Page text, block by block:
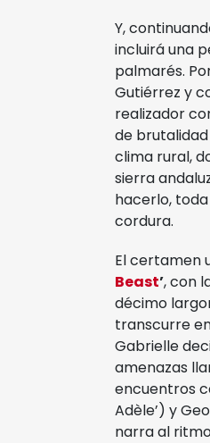
Y,
incluirá una
palmarés.
Gutiérrez y
realizador
de
clima rural,
sierra
hacerlo,
cordura.
El certamen
Beast’, con
décimo
transcurre
Gabrielle
amenazas
encuentros
Adèle’) y
narra al